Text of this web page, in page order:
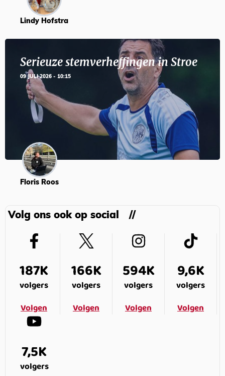
Lindy Hofstra
Serieuze stemverheffingen in Stroe
09 JULI 2026 - 10:15
Floris Roos
Volg ons ook op social
187K
volgers
Volgen
166K
volgers
Volgen
594K
volgers
Volgen
9,6K
volgers
Volgen
7,5K
volgers